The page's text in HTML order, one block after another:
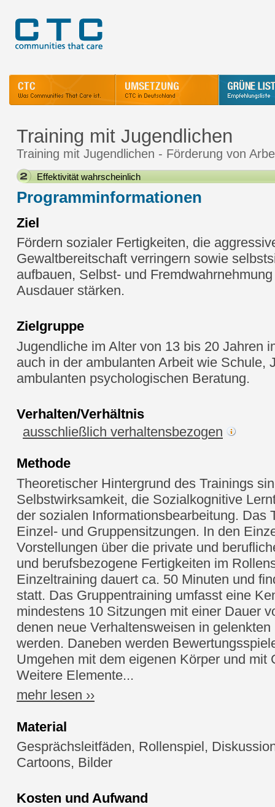
Training mit Jugendlichen
Training mit Jugendlichen - Förderung von
Effektivität wahrscheinlich
Programminformationen
Ziel
Fördern sozialer Fertigkeiten, die
Gewaltbereitschaft verringern sowie
aufbauen, Selbst- und
Ausdauer stärken.
Zielgruppe
Jugendliche im Alter von 13 bis 20 Jahren
auch in der ambulanten Arbeit wie Schule,
ambulanten psychologischen Beratung.
Verhalten/Verhältnis
ausschließlich verhaltensbezogen
Methode
Theoretischer Hintergrund des Trainings
Selbstwirksamkeit, die Sozialkognitive
der sozialen Informationsbearbeitung. Das
Einzel- und Gruppensitzungen. In den
Vorstellungen über die private und
und berufsbezogene Fertigkeiten im
Einzeltraining dauert ca. 50 Minuten und
statt. Das Gruppentraining umfasst eine
mindestens 10 Sitzungen mit einer Dauer
denen neue Verhaltensweisen in
werden. Daneben werden
Umgehen mit dem eigenen Körper und mit
Weitere Elemente...
mehr lesen ››
Material
Gesprächsleitfäden, Rollenspiel,
Cartoons, Bilder
Kosten und Aufwand